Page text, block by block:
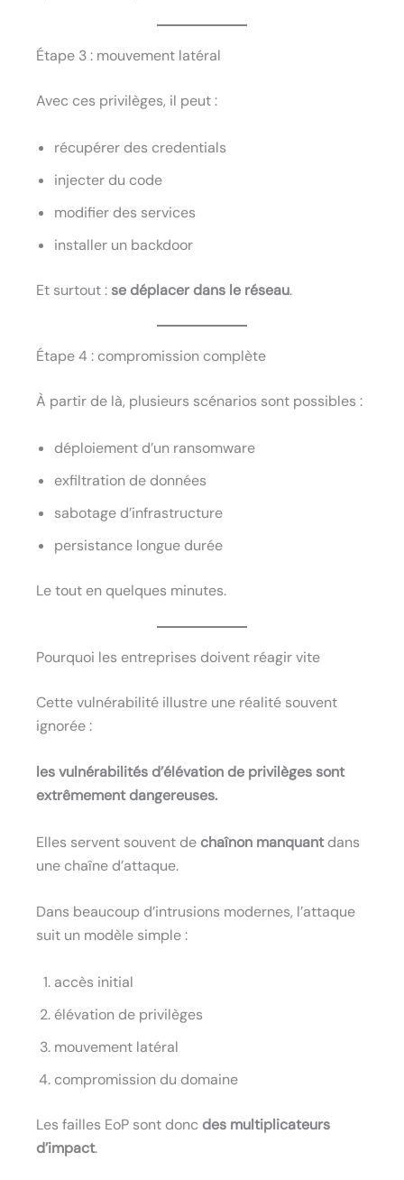
Étape 3 : mouvement latéral
Avec ces privilèges, il peut :
récupérer des credentials
injecter du code
modifier des services
installer un backdoor
Et surtout :se déplacer dans le réseau.
Étape 4 : compromission complète
À partir de là, plusieurs scénarios sont possibles :
déploiement d’un ransomware
exfiltration de données
sabotage d’infrastructure
persistance longue durée
Le tout en quelques minutes.
Pourquoi les entreprises doivent réagir vite
Cette vulnérabilité illustre une réalité souvent
ignorée :
les vulnérabilités d’élévation de privilèges sont
extrêmement dangereuses.
Elles servent souvent dechaînon manquantdans
une chaîne d’attaque.
Dans beaucoup d’intrusions modernes, l’attaque
suit un modèle simple :
accès initial
élévation de privilèges
mouvement latéral
compromission du domaine
Les failles EoP sont donc des multiplicateurs
d’impact.